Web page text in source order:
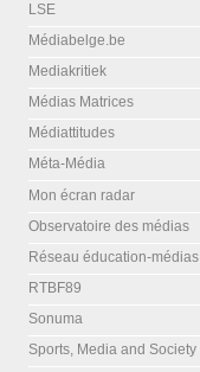
LSE
Médiabelge.be
Mediakritiek
Médias Matrices
Médiattitudes
Méta-Média
Mon écran radar
Observatoire des médias
Réseau éducation-médias
RTBF89
Sonuma
Sports, Media and Society